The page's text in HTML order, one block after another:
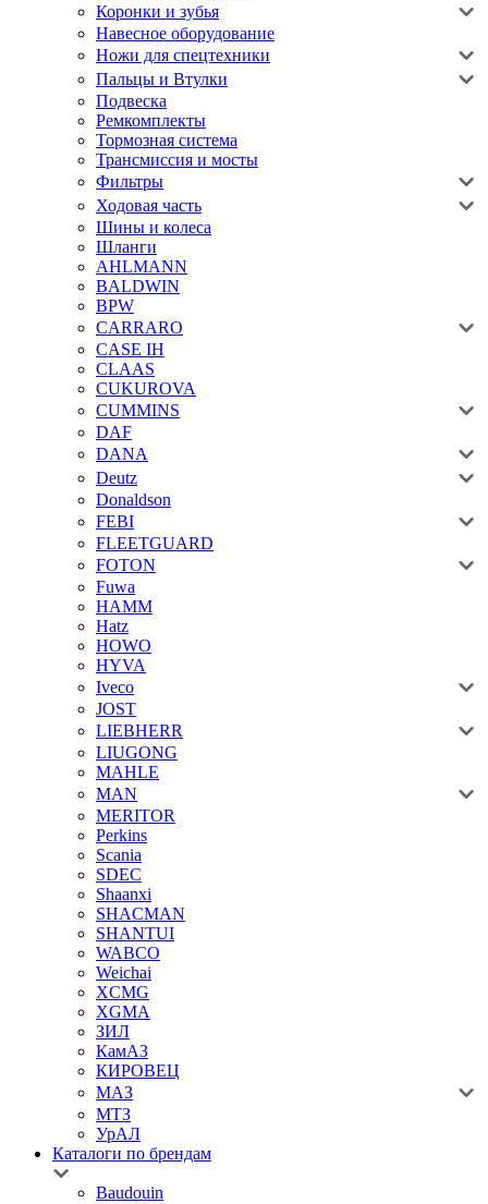
Коронки и зубья
Навесное оборудование
Ножи для спецтехники
Пальцы и Втулки
Подвеска
Ремкомплекты
Тормозная система
Трансмиссия и мосты
Фильтры
Ходовая часть
Шины и колеса
Шланги
AHLMANN
BALDWIN
BPW
CARRARO
CASE IH
CLAAS
CUKUROVA
CUMMINS
DAF
DANA
Deutz
Donaldson
FEBI
FLEETGUARD
FOTON
Fuwa
HAMM
Hatz
HOWO
HYVA
Iveco
JOST
LIEBHERR
LIUGONG
MAHLE
MAN
MERITOR
Perkins
Scania
SDEC
Shaanxi
SHACMAN
SHANTUI
WABCO
Weichai
XCMG
XGMA
ЗИЛ
КамАЗ
КИРОВЕЦ
МАЗ
МТЗ
УрАЛ
Каталоги по брендам
Baudouin